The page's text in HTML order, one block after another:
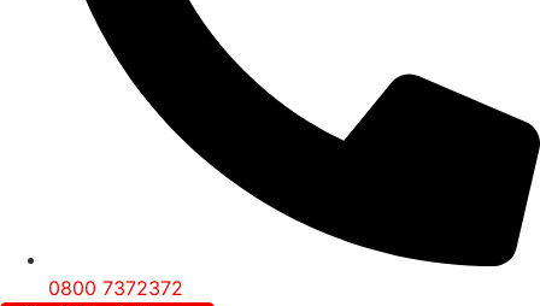
0800 7372372